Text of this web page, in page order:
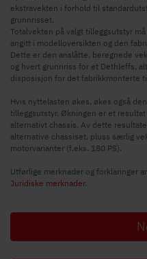
ekstravekten i forhold til
grunnrisset.
Totalvekten på valgt tilleggsutstyr
angitt i modelloversikten og den
Dette er den anslåtte, beregnede
og hvert grunnriss for et Dethleffs,
disposisjon for det fabrikkmonterte
Hvis nyttelasten økes, økes også
tilleggsutstyr. Økningen er et
alternativt chassis. Av dette
alternative chassiset, pluss særlig
motorvarianter (f.eks. 180 PS).
Utførlige merknader og forklaringer
Juridiske merknader.